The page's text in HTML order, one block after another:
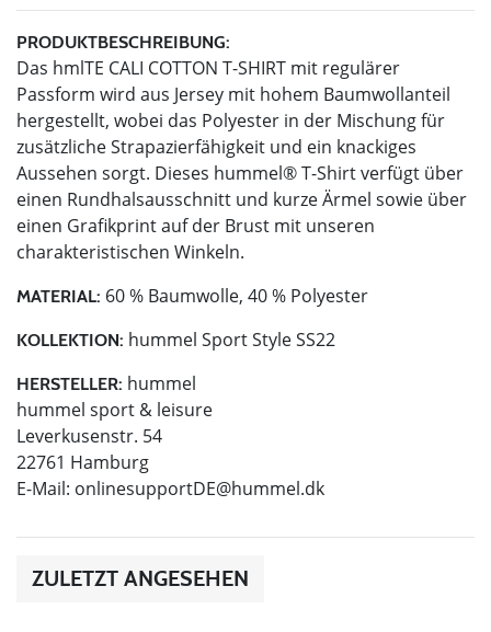
PRODUKTBESCHREIBUNG:
Das hmlTE CALI COTTON T-SHIRT mit regulärer
Passform wird aus Jersey mit hohem Baumwollanteil
hergestellt, wobei das Polyester in der Mischung für
zusätzliche Strapazierfähigkeit und ein knackiges
Aussehen sorgt. Dieses hummel® T-Shirt verfügt über
einen Rundhalsausschnitt und kurze Ärmel sowie über
einen Grafikprint auf der Brust mit unseren
charakteristischen Winkeln.
MATERIAL: 60 % Baumwolle, 40 % Polyester
KOLLEKTION: hummel Sport Style SS22
HERSTELLER: hummel
hummel sport & leisure
Leverkusenstr. 54
22761 Hamburg
E-Mail: onlinesupportDE@hummel.dk
ZULETZT ANGESEHEN